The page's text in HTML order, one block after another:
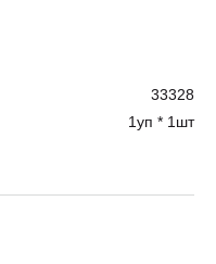
33328
1уп * 1шт